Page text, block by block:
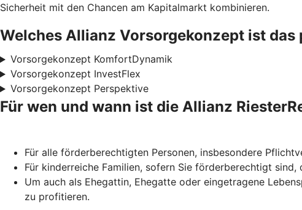
Sicherheit mit den Chancen am Kapitalmarkt kombinieren.
Welches Allianz Vorsorgekonzept ist das
Vorsorgekonzept KomfortDynamik
Vorsorgekonzept InvestFlex
Vorsorgekonzept Perspektive
Für wen und wann ist die Allianz
Für alle förderberechtigten Personen, insbesondere
Für kinderreiche Familien, sofern Sie förderberechtigt sind,
Um auch als Ehegattin, Ehegatte oder eingetragene
zu profitieren.